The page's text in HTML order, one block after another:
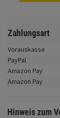
Zahlungsart
Vorauskasse
PayPal
Amazon Pay
Amazon Pay
Hinweis zum